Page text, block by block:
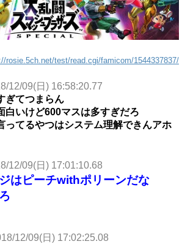
rosie.5ch.net/test/read.cgi/famicom/1544337837/
12/09(日) 16:58:20.77
ぎてつまらん
白いけど600マスは多すぎだろ
ってるやつはシステム理解できんアホ
12/09(日) 17:01:10.68
はピーチwithポリーンだな
12/09(日) 17:02:25.08